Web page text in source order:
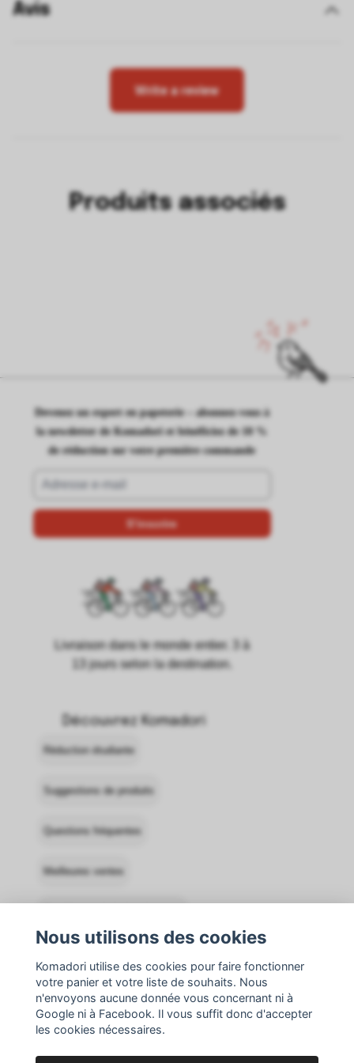
Avis
Write a review
Produits associés
Devenez un expert en papeterie – abonnez-vous à
la newsletter de Komadori et bénéficiez de 10 %
de réduction sur votre première commande
Livraison dans le monde entier. 3 à
13 jours selon la destination.
Découvrez Komadori
Réduction étudiante
Suggestions de produits
Questions fréquentes
Meilleures ventes
Retours
Nous utilisons des cookies
Komadori utilise des cookies pour faire fonctionner
votre panier et votre liste de souhaits. Nous
n'envoyons aucune donnée vous concernant ni à
Google ni à Facebook. Il vous suffit donc d'accepter
les cookies nécessaires.